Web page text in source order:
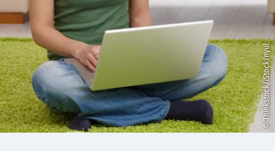
© Thinkstock/iStock/nyul